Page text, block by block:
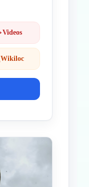
Videos
Wikiloc